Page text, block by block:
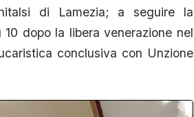
di Lamezia; a seguire la
dopo la libera venerazione nel
conclusiva con Unzione